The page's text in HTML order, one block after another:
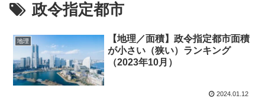
政令指定都市
地理
【地理／面積】政令指定都市面積
が小さい（狭い）ランキング
（2023年10月）
2024.01.12